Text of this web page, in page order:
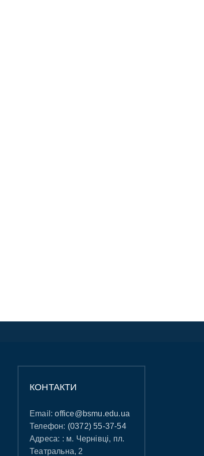
КОНТАКТИ
Email:office@bsmu.edu.ua
Телефон: (0372) 55-37-54
Адреса: : м. Чернівці, пл.
Театральна, 2